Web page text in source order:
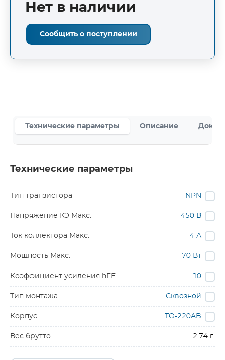
Нет в наличии
Сообщить о поступлении
Технические параметры Описание
Технические параметры
Тип транзистора NPN
Напряжение КЭ Макс. 450 В
Ток коллектора Макс. 4 А
Мощность Макс. 70 Вт
Коэффициент усиления hFE 10
Тип монтажа Сквозной
Корпус TO-220AB
Вес брутто 2.74 г.